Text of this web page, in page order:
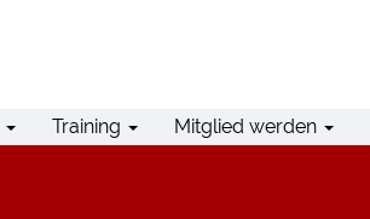
Training Mitglied werden